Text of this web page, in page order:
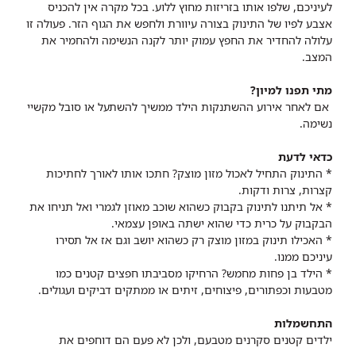
לעיניכם, שלפו אותו בזריזות מחוץ ללוע. בכל מקרה אין להכניס
אצבע לפיו של התינוק בצורה עיוורת ולחפש את הגוף הזר. פעולה זו
עלולה להחדיר את החפץ עמוק יותר לקנה הנשימה ולהחמיר את
המצב.
מתי תפנו למיון?
אם לאחר אירוע ההשתנקות הילד ממשיך להשתעל או סובל מקשיי
נשימה.
כדאי לדעת
* התינוק התחיל לאכול מזון מוצק? חתכו אותו לאורך לחתיכות
קצרות, צרות ודקות.
* אל תיתנו לתינוק בקבוק כשהוא שוכב מאוזן לגמרי ואל תניחו את
הבקבוק על כרית כדי שהוא ישתה באופן עצמאי.
* האכילו תינוק במזון מוצק רק כשהוא יושב וגם אז אל תסירו
עיניכם ממנו.
* הילד בן פחות מחמש? הרחיקו מסביבתו חפצים קטנים כמו
מטבעות וכפתורים, פיצוחים, זיתים או ממתקים דביקים ועגולים.
התחשמלות
ילדים קטנים סקרנים מטבעם, ולכן לא פעם הם דוחפים את